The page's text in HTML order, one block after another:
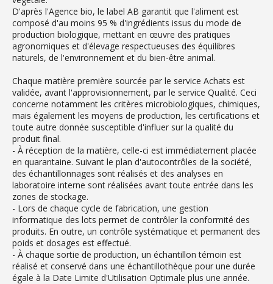
D'après l'Agence bio, le label AB garantit que l'aliment est
composé d'au moins 95 % d'ingrédients issus du mode de
production biologique, mettant en œuvre des pratiques
agronomiques et d'élevage respectueuses des équilibres
naturels, de l'environnement et du bien-être animal.
Chaque matière première sourcée par le service Achats est
validée, avant l'approvisionnement, par le service Qualité. Ceci
concerne notamment les critères microbiologiques, chimiques,
mais également les moyens de production, les certifications et
toute autre donnée susceptible d'influer sur la qualité du
produit final.
- À réception de la matière, celle-ci est immédiatement placée
en quarantaine. Suivant le plan d'autocontrôles de la société,
des échantillonnages sont réalisés et des analyses en
laboratoire interne sont réalisées avant toute entrée dans les
zones de stockage.
- Lors de chaque cycle de fabrication, une gestion
informatique des lots permet de contrôler la conformité des
produits. En outre, un contrôle systématique et permanent des
poids et dosages est effectué.
- À chaque sortie de production, un échantillon témoin est
réalisé et conservé dans une échantillothèque pour une durée
égale à la Date Limite d'Utilisation Optimale plus une année.